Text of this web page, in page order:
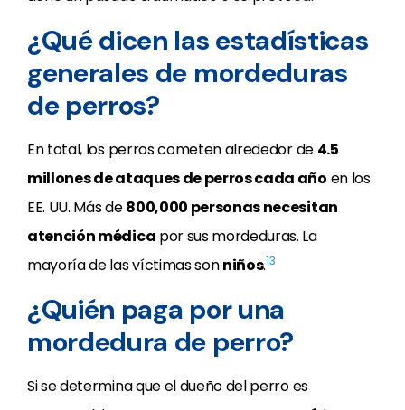
¿Qué dicen las estadísticas
generales de mordeduras
de perros?
En total, los perros cometen alrededor de 4.5
millones de ataques de perros cada año en los
EE. UU. Más de800,000 personas necesitan
atención médica por sus mordeduras. La
mayoría de las víctimas sonniños.13
¿Quién paga por una
mordedura de perro?
Si se determina que el dueño del perro es